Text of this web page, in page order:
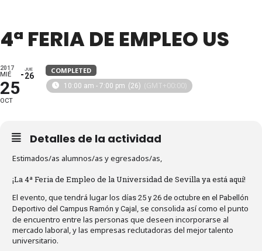
4ª FERIA DE EMPLEO US
2017
MIÉ
25
OCT
JUE
26
COMPLETED
10:00 am - 7:00 pm (26) (GMT+00:00)
Detalles de la actividad
Estimados/as alumnos/as y egresados/as,
¡La 4ª Feria de Empleo de la Universidad de Sevilla ya está aquí!
El evento, que tendrá lugar los días 25 y 26 de octubre en el Pabellón
Deportivo del Campus Ramón y Cajal , se consolida así como el punto
de encuentro entre las personas que deseen incorporarse al
mercado laboral, y las empresas reclutadoras del mejor talento
universitario.